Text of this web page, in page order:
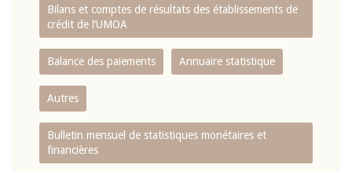
Bilans et comptes de résultats des établissements de
crédit de l‘UMOA
Balance des paiements Annuaire statistique
Autres
Bulletin mensuel de statistiques monétaires et
financières